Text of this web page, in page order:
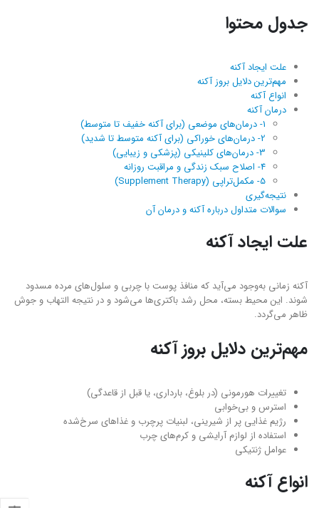
جدول محتوا
علت ایجاد آکنه
مهم‌ترین دلایل بروز آکنه
انواع آکنه
درمان آکنه
1- درمان‌های موضعی (برای آکنه خفیف تا متوسط)
2- درمان‌های خوراکی (برای آکنه متوسط تا شدید)
3- درمان‌های کلینیکی (پزشکی و زیبایی)
4- اصلاح سبک زندگی و مراقبت روزانه
5- مکمل‌تراپی (Supplement Therapy)
نتیجه‌گیری
سوالات متداول درباره آکنه و درمان آن
علت ایجاد آکنه
آکنه زمانی به‌وجود می‌آید که منافذ پوست با چربی و سلول‌های مرده مسدود
شوند. این محیط بسته، محل رشد باکتری‌ها می‌شود و در نتیجه التهاب و جوش
ظاهر می‌گردد.
مهم‌ترین دلایل بروز آکنه
تغییرات هورمونی (در بلوغ، بارداری، یا قبل از قاعدگی)
استرس و بی‌خوابی
رژیم غذایی پر از شیرینی، لبنیات پرچرب و غذاهای سرخ‌شده
استفاده از لوازم آرایشی و کرم‌های چرب
عوامل ژنتیکی
انواع آکنه